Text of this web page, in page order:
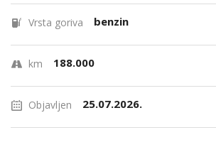
Vrsta goriva benzin
km 188.000
Objavljen 25.07.2026.